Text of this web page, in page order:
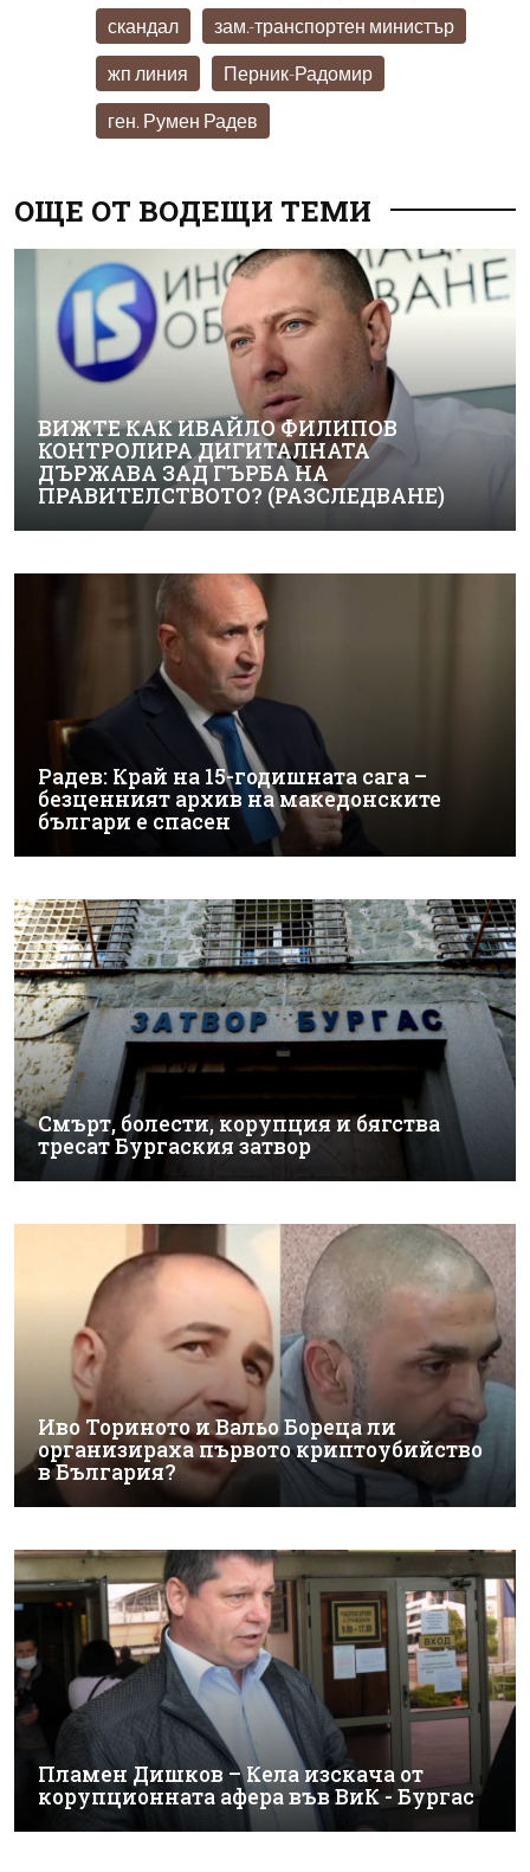
скандал зам.-транспортен министър
жп линия Перник-Радомир
ген. Румен Радев
ОЩЕ ОТ ВОДЕЩИ ТЕМИ
ВИЖТЕ КАК ИВАЙЛО ФИЛИПОВ
КОНТРОЛИРА ДИГИТАЛНАТА
ДЪРЖАВА ЗАД ГЪРБА НА
ПРАВИТЕЛСТВОТО? (РАЗСЛЕДВАНЕ)
Радев: Край на 15-годишната сага –
безценният архив на македонските
българи е спасен
Смърт, болести, корупция и бягства
тресат Бургаския затвор
Иво Ториното и Вальо Бореца ли
организираха първото криптоубийство
в България?
Пламен Дишков – Кела изскача от
корупционната афера във ВиК - Бургас